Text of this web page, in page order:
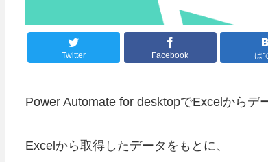
Twitter Facebook は
Power Automate for desktopでExcelからデ
Excelから取得したデータをもとに、